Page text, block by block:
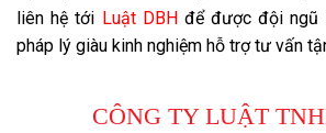
liên hệ tới Luật DBHđể được đội ngũ
pháp lý giàu kinh nghiệm hỗ trợ tư vấn
CÔNG TY LUẬT